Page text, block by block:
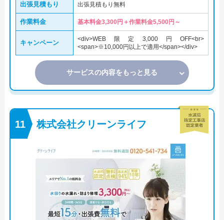
出張見積もり 出張見積もり無料
作業料金 基本料金3,300円＋作業料金5,500円～
キャンペーン
<div>WEB限定3,000円OFF<br>
<span>※10,000円以上で適用</span></div>
サービスの内容をもっと見る
株式会社クリーンライフ